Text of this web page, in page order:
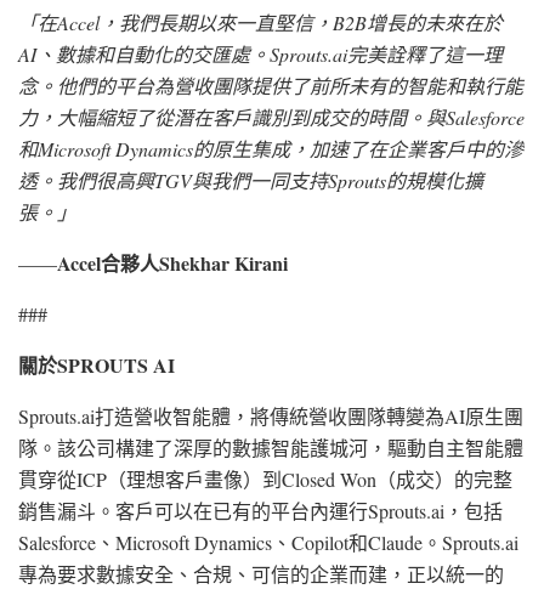
「在Accel，我們長期以來一直堅信，B2B增長的未來在於
AI、數據和自動化的交匯處。Sprouts.ai完美詮釋了這一理
念。他們的平台為營收團隊提供了前所未有的智能和執行能
力，大幅縮短了從潛在客戶識別到成交的時間。與Salesforce
和Microsoft Dynamics的原生集成，加速了在企業客戶中的滲
透。我們很高興TGV與我們一同支持Sprouts的規模化擴
張。 」
——Accel合夥人Shekhar Kirani
###
關於SPROUTS AI
Sprouts.ai打造營收智能體，將傳統營收團隊轉變為AI原生團
隊。該公司構建了深厚的數據智能護城河，驅動自主智能體
貫穿從ICP（理想客戶畫像）到Closed Won（成交）的完整
銷售漏斗。客戶可以在已有的平台內運行Sprouts.ai，包括
Salesforce、Microsoft Dynamics、Copilot和Claude。Sprouts.ai
專為要求數據安全、合規、可信的企業而建，正以統一的